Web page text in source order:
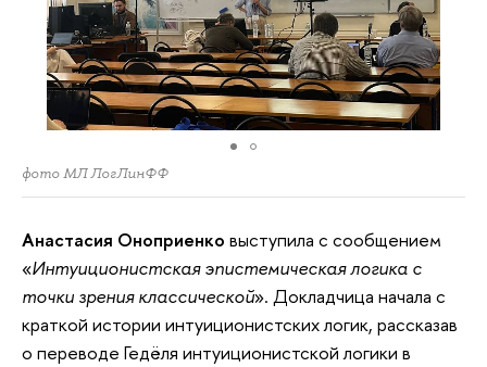
фото МЛ ЛогЛинФФ
Анастасия Оноприенко выступила с сообщением
«Интуиционистская эпистемическая логика с
точки зрения классической». Докладчица начала с
краткой истории интуиционистских логик, рассказав
о переводе Гедёля интуиционистской логики в